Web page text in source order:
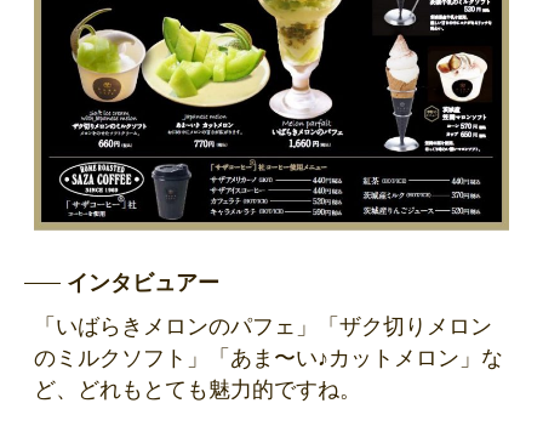
インタビュアー
「いばらきメロンのパフェ」「ザク切りメロン
のミルクソフト」「あま〜い♪カットメロン」な
ど、どれもとても魅力的ですね。